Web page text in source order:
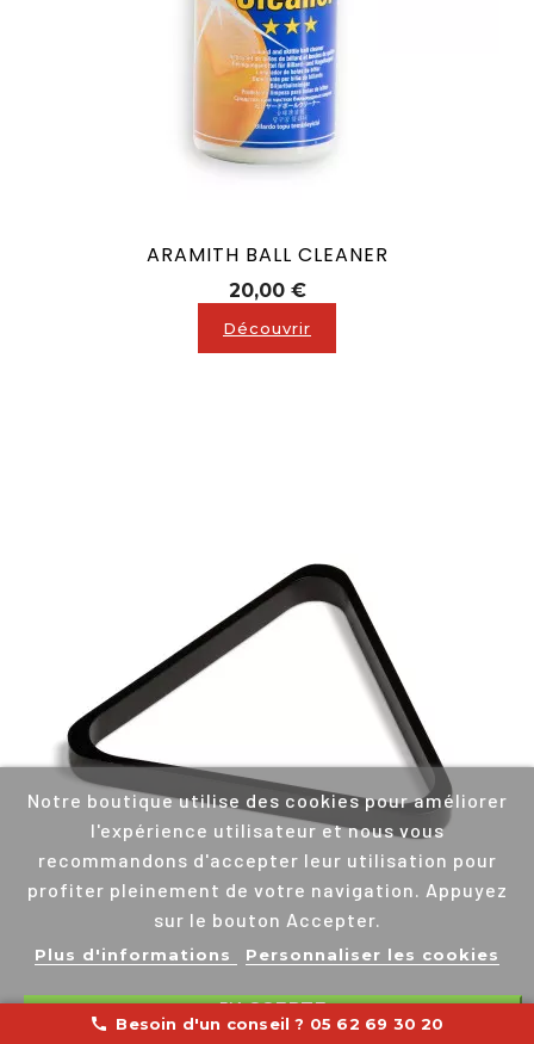
Notre boutique utilise des cookies pour améliorer
l'expérience utilisateur et nous vous
recommandons d'accepter leur utilisation pour
profiter pleinement de votre navigation. Appuyez
sur le bouton Accepter.
Plus d'informations Personnaliser les cookies
J'ACCEPTE
ARAMITH BALL CLEANER
20,00 €Prix
Découvrir
 Besoin d'un conseil ? 05 62 69 30 20